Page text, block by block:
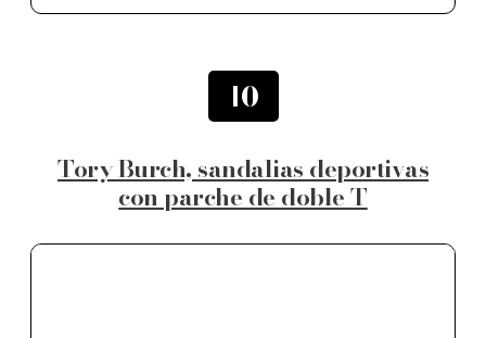
10
Tory Burch, sandalias deportivas
con parche de doble T